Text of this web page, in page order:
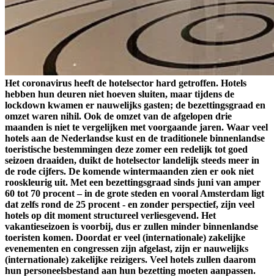
Het coronavirus heeft de hotelsector hard getroffen. Hotels
hebben hun deuren niet hoeven sluiten, maar tijdens de
lockdown kwamen er nauwelijks gasten; de bezettingsgraad en
omzet waren nihil. Ook de omzet van de afgelopen drie
maanden is niet te vergelijken met voorgaande jaren. Waar veel
hotels aan de Nederlandse kust en de traditionele binnenlandse
toeristische bestemmingen deze zomer een redelijk tot goed
seizoen draaiden, duikt de hotelsector landelijk steeds meer in
de rode cijfers. De komende wintermaanden zien er ook niet
rooskleurig uit. Met een bezettingsgraad sinds juni van amper
60 tot 70 procent – in de grote steden en vooral Amsterdam ligt
dat zelfs rond de 25 procent - en zonder perspectief, zijn veel
hotels op dit moment structureel verliesgevend. Het
vakantieseizoen is voorbij, dus er zullen minder binnenlandse
toeristen komen. Doordat er veel (internationale) zakelijke
evenementen en congressen zijn afgelast, zijn er nauwelijks
(internationale) zakelijke reizigers. Veel hotels zullen daarom
hun personeelsbestand aan hun bezetting moeten aanpassen.